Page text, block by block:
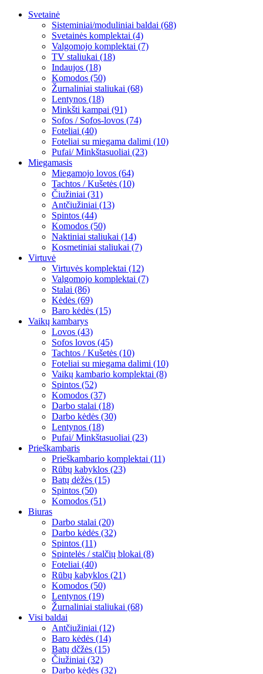
Svetainė
Sisteminiai/moduliniai baldai (68)
Svetainės komplektai (4)
Valgomojo komplektai (7)
TV staliukai (18)
Indaujos (18)
Komodos (50)
Žurnaliniai staliukai (68)
Lentynos (18)
Minkšti kampai (91)
Sofos / Sofos-lovos (74)
Foteliai (40)
Foteliai su miegama dalimi (10)
Pufai/ Minkštasuoliai (23)
Miegamasis
Miegamojo lovos (64)
Tachtos / Kušetės (10)
Čiužiniai (31)
Antčiužiniai (13)
Spintos (44)
Komodos (50)
Naktiniai staliukai (14)
Kosmetiniai staliukai (7)
Virtuvė
Virtuvės komplektai (12)
Valgomojo komplektai (7)
Stalai (86)
Kėdės (69)
Baro kėdės (15)
Vaikų kambarys
Lovos (43)
Sofos lovos (45)
Tachtos / Kušetės (10)
Foteliai su miegama dalimi (10)
Vaikų kambario komplektai (8)
Spintos (52)
Komodos (37)
Darbo stalai (18)
Darbo kėdės (30)
Lentynos (18)
Pufai/ Minkštasuoliai (23)
Prieškambaris
Prieškambario komplektai (11)
Rūbų kabyklos (23)
Batų dėžės (15)
Spintos (50)
Komodos (51)
Biuras
Darbo stalai (20)
Darbo kėdės (32)
Spintos (11)
Spintelės / stalčių blokai (8)
Foteliai (40)
Rūbų kabyklos (21)
Komodos (50)
Lentynos (19)
Žurnaliniai staliukai (68)
Visi baldai
Antčiužiniai (12)
Baro kėdės (14)
Batų dčžės (15)
Čiužiniai (32)
Darbo kėdės (32)